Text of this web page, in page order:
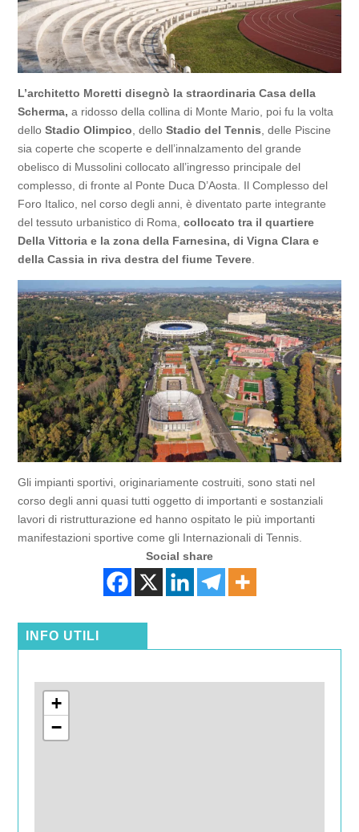
L’architetto Moretti disegnò la straordinaria Casa della
Scherma, a ridosso della collina di Monte Mario, poi fu la volta
delloStadio Olimpico ​, delloStadio del Tennis , delle Piscine
sia coperte che scoperte e dell’innalzamento del grande
obelisco di Mussolini collocato all’ingresso principale del
complesso, di fronte al Ponte Duca D’Aosta. Il Complesso del
Foro Italico, nel corso degli anni, è diventato parte integrante
del tessuto urbanistico di Roma,collocato tra il quartiere
Della Vittoria e la zona della Farnesina, di Vigna Clara e
della Cassia in riva destra del fiume Tevere
Gli impianti sportivi, originariamente costruiti, sono stati nel
corso degli anni quasi tutti oggetto di importanti e sostanziali
lavori di ristrutturazione ed hanno ospitato le più importanti
manifestazioni sportive come gli Internazionali di Tennis.
Social share
INFO UTILI
+
−